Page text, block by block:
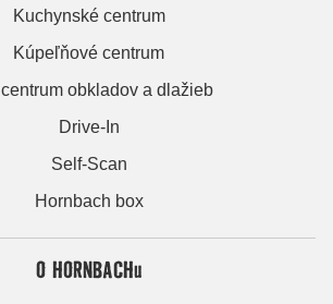
Kuchynské centrum
Kúpeľňové centrum
obkladov a dlažieb
Drive-In
Self-Scan
Hornbach box
O HORNBACHu